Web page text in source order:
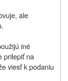
ale
iné
prilepiť na
viesť k podaniu